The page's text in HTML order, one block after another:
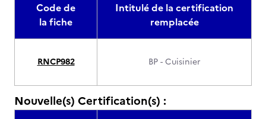
Code de
la fiche
Intitulé de la certification
remplacée
RNCP982 BP - Cuisinier
Nouvelle(s) Certification(s) :